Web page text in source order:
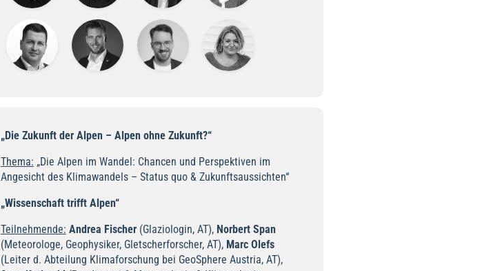
„Die Zukunft der Alpen – Alpen ohne Zukunft?“
Thema: „Die Alpen im Wandel: Chancen und Perspektiven im
Angesicht des Klimawandels – Status quo & Zukunftsaussichten“
„Wissenschaft trifft Alpen“
Teilnehmende: Andrea Fischer(Glaziologin, AT), Norbert Span
(Meteorologe, Geophysiker, Gletscherforscher, AT), Marc Olefs
(Leiter d. Abteilung Klimaforschung bei GeoSphere Austria, AT),